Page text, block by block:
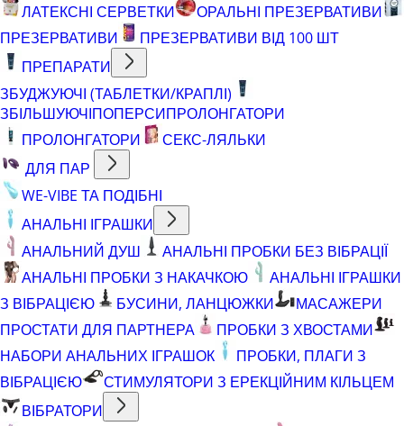
ЛАТЕКСНІ СЕРВЕТКИ
ОРАЛЬНІ ПРЕЗЕРВАТИВИ
ПРЕЗЕРВАТИВИ
ПРЕЗЕРВАТИВИ ВІД 100 ШТ
ПРЕПАРАТИ
ЗБУДЖУЮЧІ (ТАБЛЕТКИ/КРАПЛІ)
ЗБІЛЬШУЮЧІПОПЕРСИПРОЛОНГАТОРИ
ПРОЛОНГАТОРИ
СЕКС-ЛЯЛЬКИ
ДЛЯ ПАР
WE-VIBE ТА ПОДІБНІ
АНАЛЬНІ ІГРАШКИ
АНАЛЬНИЙ ДУШ
АНАЛЬНІ ПРОБКИ БЕЗ ВІБРАЦІЇ
АНАЛЬНІ ПРОБКИ З НАКАЧКОЮ
АНАЛЬНІ ІГРАШКИ
З ВІБРАЦІЄЮ
БУСИНИ, ЛАНЦЮЖКИ
МАСАЖЕРИ
ПРОСТАТИ ДЛЯ ПАРТНЕРА
ПРОБКИ З ХВОСТАМИ
НАБОРИ АНАЛЬНИХ ІГРАШОК
ПРОБКИ, ПЛАГИ З
ВІБРАЦІЄЮ
СТИМУЛЯТОРИ З ЕРЕКЦІЙНИМ КІЛЬЦЕМ
ВІБРАТОРИ